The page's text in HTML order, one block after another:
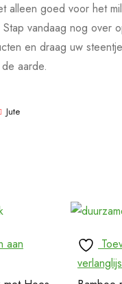
alleen goed voor het
vandaag nog over
en draag uw
aarde.
Jute
aan